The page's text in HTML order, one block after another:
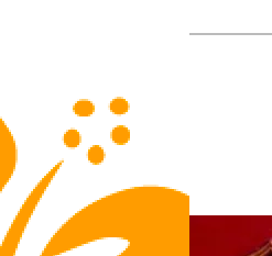
contenu
principal